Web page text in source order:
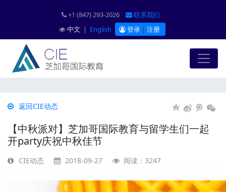
+1 (847) 293-2026
联系我们
中文 | English 登录 | 注册
返回CIE动态
【中秋派对】芝加哥国际教育与留学生们一起
开party庆祝中秋佳节
CIE动态 2018-09-27 阅读：3247